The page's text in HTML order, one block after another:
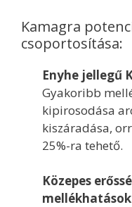
Kamagra
csoportosítása:
Enyhe jellegű
Gyakoribb
kipirosodása
kiszáradása,
25%-ra tehető.
Közepes